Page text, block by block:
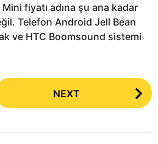
fiyatı adına şu ana kadar
Telefon Android Jell Bean
ve HTC Boomsound sistemi
NEXT